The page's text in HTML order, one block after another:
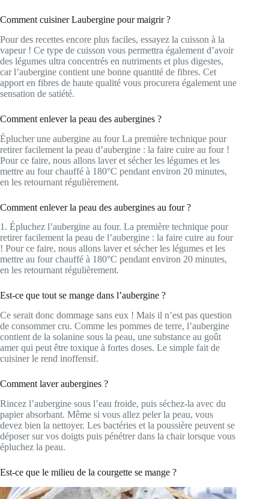
Comment cuisiner Laubergine pour maigrir ?
Pour des recettes encore plus faciles, essayez la cuisson à la
vapeur ! Ce type de cuisson vous permettra également d’avoir
des légumes ultra concentrés en nutriments et plus digestes,
car l’aubergine contient une bonne quantité de fibres. Cet
apport en fibres de haute qualité vous procurera également une
sensation de satiété.
Comment enlever la peau des aubergines ?
Éplucher une aubergine au four La première technique pour
retirer facilement la peau d’aubergine : la faire cuire au four !
Pour ce faire, nous allons laver et sécher les légumes et les
mettre au four chauffé à 180°C pendant environ 20 minutes,
en les retournant régulièrement.
Comment enlever la peau des aubergines au four ?
1. Épluchez l’aubergine au four. La première technique pour
retirer facilement la peau de l’aubergine : la faire cuire au four
! Pour ce faire, nous allons laver et sécher les légumes et les
mettre au four chauffé à 180°C pendant environ 20 minutes,
en les retournant régulièrement.
Est-ce que tout se mange dans l’aubergine ?
Ce serait donc dommage sans eux ! Mais il n’est pas question
de consommer cru. Comme les pommes de terre, l’aubergine
contient de la solanine sous la peau, une substance au goût
amer qui peut être toxique à fortes doses. Le simple fait de
cuisiner le rend inoffensif.
Comment laver aubergines ?
Rincez l’aubergine sous l’eau froide, puis séchez-la avec du
papier absorbant. Même si vous allez peler la peau, vous
devez bien la nettoyer. Les bactéries et la poussière peuvent se
déposer sur vos doigts puis pénétrer dans la chair lorsque vous
épluchez la peau.
Est-ce que le milieu de la courgette se mange ?